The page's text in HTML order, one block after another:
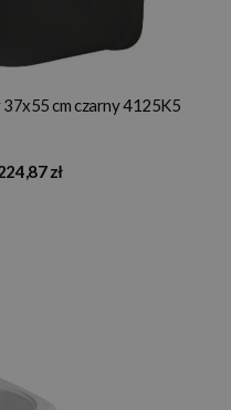
cm czarny 4125K5
zł